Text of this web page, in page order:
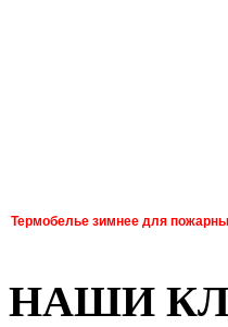
Термобелье зимнее для
НАШИ